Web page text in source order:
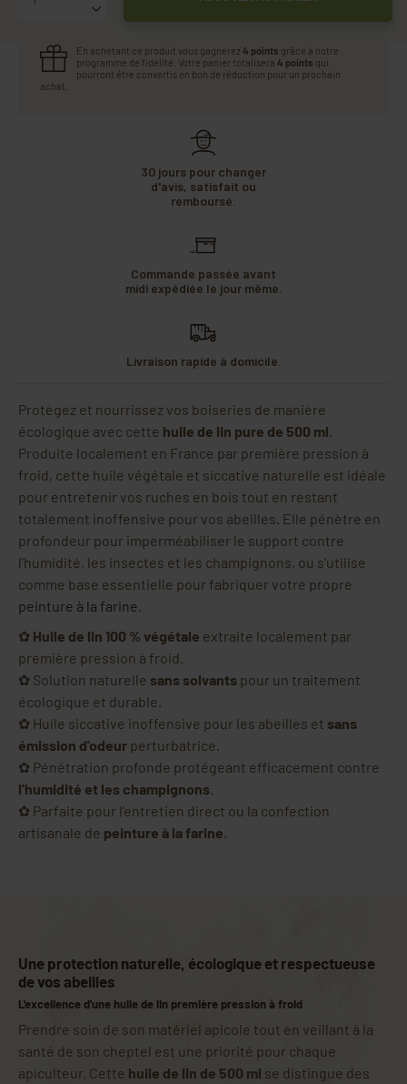
En achetant ce produit vous gagnerez 4 points grâce à notre
programme de fidélité. Votre panier totalisera 4 points qui
pourront être convertis en bon de réduction pour un prochain
achat.
30 jours pour changer
d'avis, satisfait ou
remboursé.
Commande passée avant
midi expédiée le jour même.
Livraison rapide à domicile.
Protégez et nourrissez vos boiseries de manière
écologique avec cette huile de lin pure de 500 ml.
Produite localement en France par première pression à
froid, cette huile végétale et siccative naturelle est idéale
pour entretenir vos ruches en bois tout en restant
totalement inoffensive pour vos abeilles. Elle pénètre en
profondeur pour imperméabiliser le support contre
l'humidité, les insectes et les champignons, ou s'utilise
comme base essentielle pour fabriquer votre propre
peinture à la farine.
✿ Huile de lin 100 % végétale extraite localement par
première pression à froid.
✿ Solution naturelle sans solvants pour un traitement
écologique et durable.
✿ Huile siccative inoffensive pour les abeilles et sans
émission d'odeur perturbatrice.
✿ Pénétration profonde protégeant efficacement contre
l'humidité et les champignons.
✿ Parfaite pour l'entretien direct ou la confection
artisanale de peinture à la farine.
Une protection naturelle, écologique et respectueuse
de vos abeilles
L'excellence d'une huile de lin première pression à froid
Prendre soin de son matériel apicole tout en veillant à la
santé de son cheptel est une priorité pour chaque
apiculteur. Cette huile de lin de 500 ml se distingue des